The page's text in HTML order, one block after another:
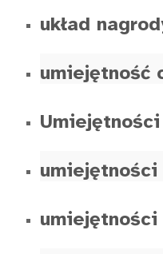
układ
umiejętność
Umiejętności
umiejętności